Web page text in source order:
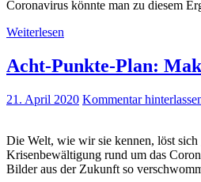
Coronavirus könnte man zu diesem
Weiterlesen
Acht-Punkte-Plan:
21. April 2020 Kommentar
Die Welt, wie wir sie kennen, löst sich
Krisenbewältigung rund um das
Bilder aus der Zukunft so